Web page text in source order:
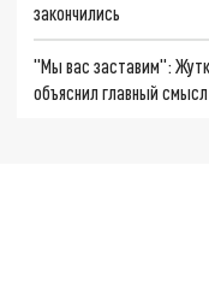
закончились
"Мы вас заставим":
объяснил главный